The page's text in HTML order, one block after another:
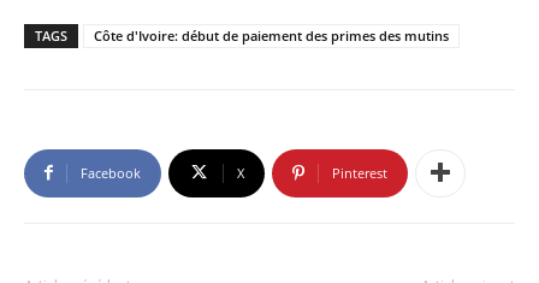
TAGS Côte d'Ivoire: début de paiement des primes des mutins
Facebook X Pinterest